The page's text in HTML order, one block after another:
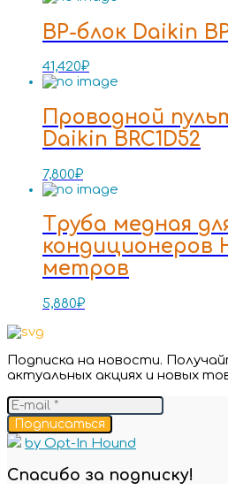
BP-блок Daikin
41,420₽
Проводной
Daikin BRC1D52
7,800₽
Труба медная
кондиционеров
метров
5,880₽
Подписка на новости.
актуальных акциях и новых
Подписаться
by Opt-In Hound
Спасибо за подписку!